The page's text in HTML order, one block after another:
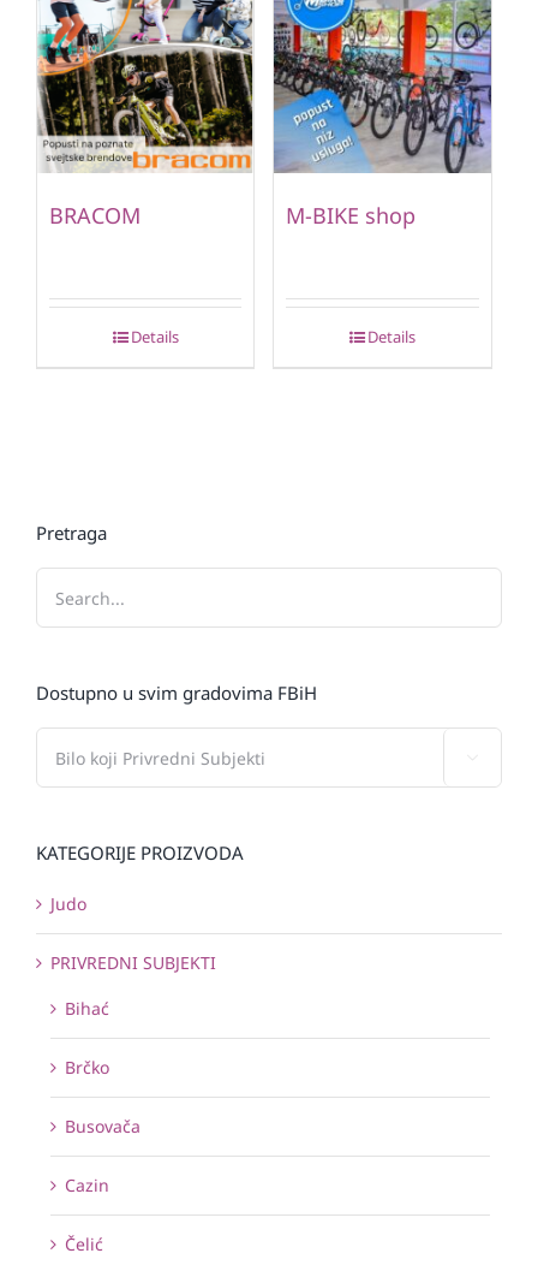
BRACOM
Details
M-BIKE shop
Details
Pretraga
Dostupno u svim gradovima FBiH
KATEGORIJE PROIZVODA
Judo
PRIVREDNI SUBJEKTI
Bihać
Brčko
Busovača
Cazin
Čelić